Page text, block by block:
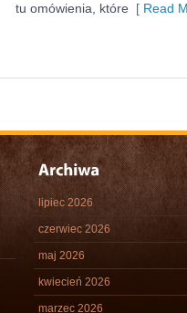
tu omówienia, które [ Read
lipiec 2026
czerwiec 2026
maj 2026
kwiecień 2026
marzec 2026